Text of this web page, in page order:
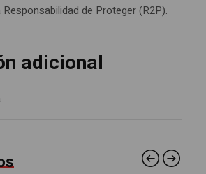
de Proteger (R2P).
adicional